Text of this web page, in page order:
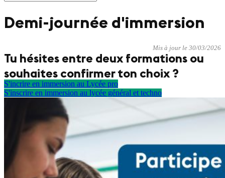
Demi-journée d'immersion
Mis à jour le 30/03/2026
Tu hésites entre deux formations ou
souhaites confirmer ton choix ?
S'incrire en immersion au Lycée pro
S'inscrire en immersion au lycée général et techno